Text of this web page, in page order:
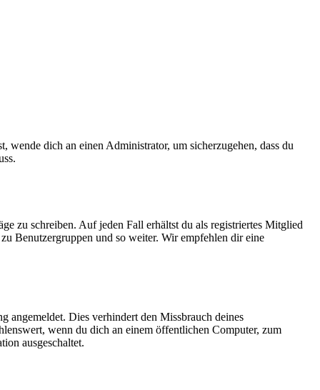
dich an einen Administrator, um sicherzugehen, dass du
zu schreiben. Auf jeden Fall erhältst du als registriertes Mitglied
Benutzergruppen und so weiter. Wir empfehlen dir eine
angemeldet. Dies verhindert den Missbrauch deines
wenn du dich an einem öffentlichen Computer, zum
ausgeschaltet.